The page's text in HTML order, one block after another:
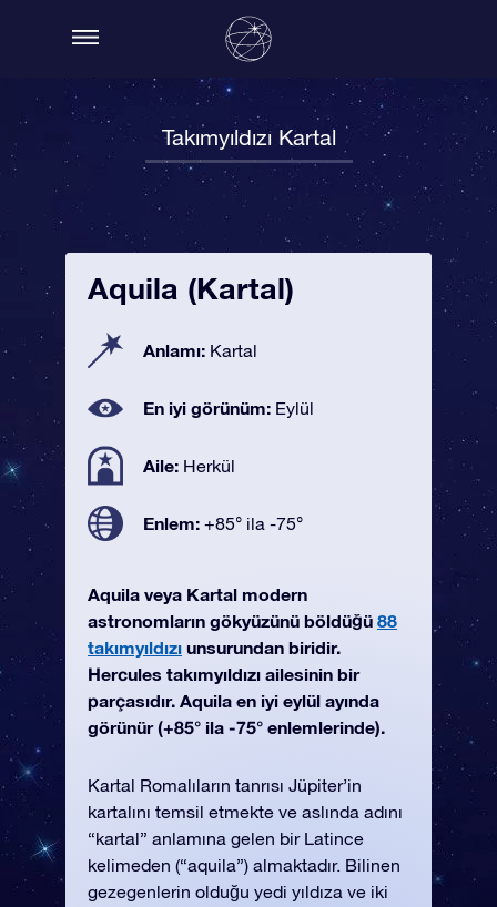
Takımyıldızı Kartal
Aquila (Kartal)
Anlamı: Kartal
En iyi görünüm: Eylül
Aile: Herkül
Enlem: +85° ila -75°
Aquila veya Kartal modern
astronomların gökyüzünü böldüğü 88
takımyıldızı unsurundan biridir.
Hercules takımyıldızı ailesinin bir
parçasıdır. Aquila en iyi eylül ayında
görünür (+85° ila -75° enlemlerinde).
Kartal Romalıların tanrısı Jüpiter’in
kartalını temsil etmekte ve aslında adını
“kartal” anlamına gelen bir Latince
kelimeden (“aquila”) almaktadır. Bilinen
gezegenlerin olduğu yedi yıldıza ve iki